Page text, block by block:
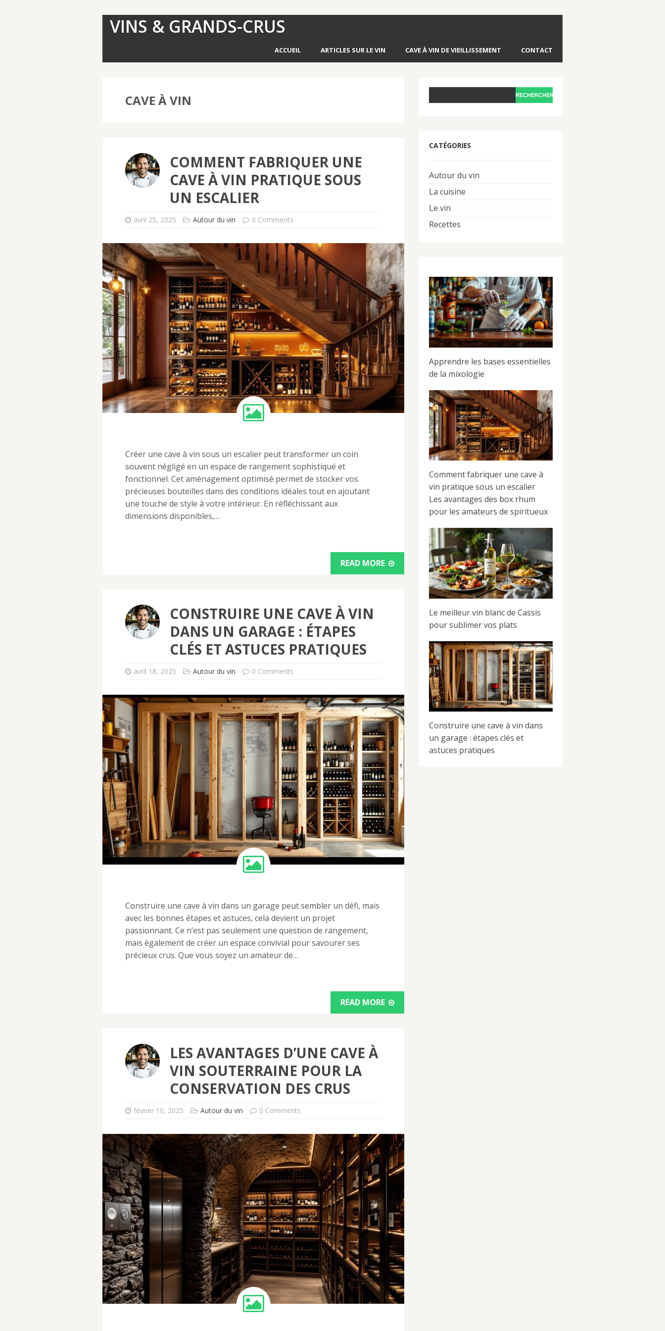
VINS & GRANDS-CRUS
ACCUEIL ARTICLES SUR LE VIN CAVE À VIN DE VIEILLISSEMENT CONTACT
CAVE À VIN
COMMENT FABRIQUER UNE
CAVE À VIN PRATIQUE SOUS
UN ESCALIER
avril 25, 2025 Autour du vin 0 Comments
Créer une cave à vin sous un escalier peut transformer un coin
souvent négligé en un espace de rangement sophistiqué et
fonctionnel. Cet aménagement optimisé permet de stocker vos
précieuses bouteilles dans des conditions idéales tout en ajoutant
une touche de style à votre intérieur. En réfléchissant aux
dimensions disponibles,…
READ MORE
CONSTRUIRE UNE CAVE À VIN
DANS UN GARAGE : ÉTAPES
CLÉS ET ASTUCES PRATIQUES
avril 18, 2025 Autour du vin 0 Comments
Construire une cave à vin dans un garage peut sembler un défi, mais
avec les bonnes étapes et astuces, cela devient un projet
passionnant. Ce n’est pas seulement une question de rangement,
mais également de créer un espace convivial pour savourer ses
précieux crus. Que vous soyez un amateur de…
READ MORE
LES AVANTAGES D’UNE CAVE À
VIN SOUTERRAINE POUR LA
CONSERVATION DES CRUS
février 10, 2025 Autour du vin 0 Comments
CATÉGORIES
Autour du vin
La cuisine
Le vin
Recettes
Apprendre les bases essentielles
de la mixologie
Comment fabriquer une cave à
vin pratique sous un escalier
Les avantages des box rhum
pour les amateurs de spiritueux
Le meilleur vin blanc de Cassis
pour sublimer vos plats
Construire une cave à vin dans
un garage : étapes clés et
astuces pratiques